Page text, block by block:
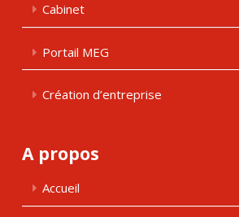
Cabinet
Portail MEG
Création d’entreprise
A propos
Accueil